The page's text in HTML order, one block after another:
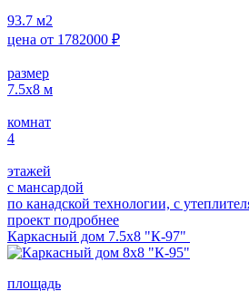
93.7 м2
цена от 1782000 ₽
размер
7.5х8 м
комнат
4
этажей
с мансардой
по канадской технологии, с
проект подробнее
Каркасный дом 7.5х8 "К-97"
площадь